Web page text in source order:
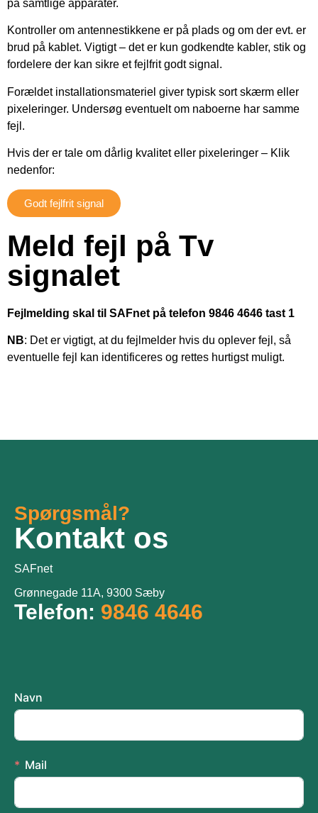
på samtlige apparater.
Kontroller om antennestikkene er på plads og om der evt. er
brud på kablet. Vigtigt – det er kun godkendte kabler, stik og
fordelere der kan sikre et fejlfrit godt signal.
Forældet installationsmateriel giver typisk sort skærm eller
pixeleringer. Undersøg eventuelt om naboerne har samme
fejl.
Hvis der er tale om dårlig kvalitet eller pixeleringer – Klik
nedenfor:
Godt fejlfrit signal
Meld fejl på Tv
signalet
Fejlmelding skal til SAFnet på telefon 9846 4646 tast 1
NB: Det er vigtigt, at du fejlmelder hvis du oplever fejl, så
eventuelle fejl kan identificeres og rettes hurtigst muligt.
Spørgsmål?
Kontakt os
SAFnet
Grønnegade 11A, 9300 Sæby
Telefon: 9846 4646
Navn
Mail